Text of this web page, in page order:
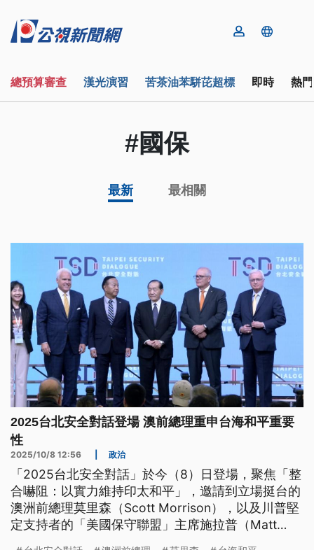
總預算審查 漢光演習 苦茶油苯駢芘超標 即時 熱
#國保
最新 最相關
2025台北安全對話登場 澳前總理重申台海和平重要
性
2025/10/8 12:56 政治
「2025台北安全對話」於今（8）日登場，聚焦「整
合嚇阻：以實力維持印太和平」，邀請到立場挺台的
澳洲前總理莫里森（Scott Morrison），以及川普堅
定支持者的「美國保守聯盟」主席施拉普（Matt